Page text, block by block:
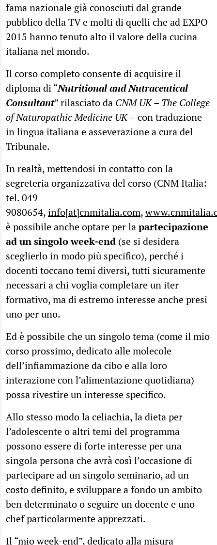
fama nazionale già conosciuti dal grande
pubblico della TV e molti di quelli che ad EXPO
2015 hanno tenuto alto il valore della cucina
italiana nel mondo.
Il corso completo consente di acquisire il
diploma di “Nutritional and Nutraceutical
Consultant” rilasciato da CNM UK – The College
of Naturopathic Medicine UK– con traduzione
in lingua italiana e asseverazione a cura del
Tribunale.
In realtà, mettendosi in contatto con la
segreteria organizzativa del corso (CNM Italia:
tel. 049
9080654,info[at]cnmitalia.com,
è possibile anche optare per lapartecipazione
ad un singolo week-end (se si desidera
sceglierlo in modo più specifico), perché i
docenti toccano temi diversi, tutti sicuramente
necessari a chi voglia completare un iter
formativo, ma di estremo interesse anche presi
uno per uno.
Ed è possibile che un singolo tema (come il mio
corso prossimo, dedicato alle molecole
dell’infiammazione da cibo e alla loro
interazione con l’alimentazione quotidiana)
possa rivestire un interesse specifico.
Allo stesso modo la celiachia, la dieta per
l’adolescente o altri temi del programma
possono essere di forte interesse per una
singola persona che avrà così l’occasione di
partecipare ad un singolo seminario, ad un
costo definito, e sviluppare a fondo un ambito
ben determinato o seguire un docente e uno
chef particolarmente apprezzati.
Il “mio week-end”, dedicato alla misura